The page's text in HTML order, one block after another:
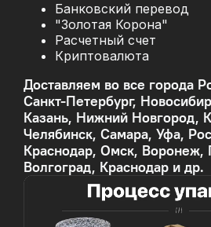
Банковский перевод
"Золотая Корона"
Расчетный счет
Криптовалюта
Доставляем во все города
Санкт-Петербург,
Казань, Нижний Новгород,
Челябинск, Самара, Уфа,
Краснодар, Омск, Воронеж,
Волгоград, Краснодар и др.